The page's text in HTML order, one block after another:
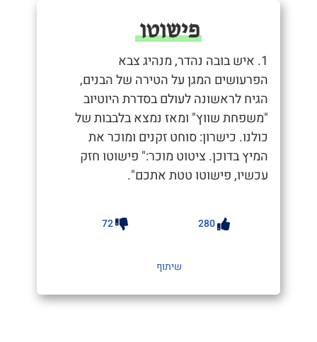
פישוטו
1. איש בובה נהדר, מנהיג צבא
הפרעושים המגן על הטירה של הבנים,
הגיח לראשונה לעולם בסדרת היוטיוב
"משפחת שווץ" ומאז נמצא בלבבות של
כולנו. כישרון: סוחט זקנים ומוכר את
המיץ בדוכן. ציטוט מוכר:" פישוטו חזק
עכשיו, פישוטו טטת אתכם".
280
72
שיתוף